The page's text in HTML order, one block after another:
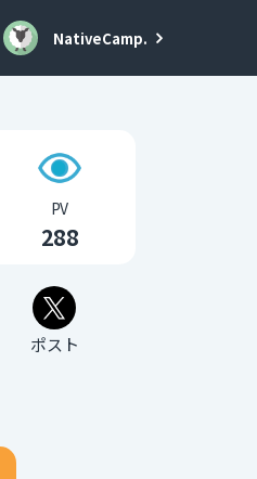
NativeCamp.
PV
288
ポスト